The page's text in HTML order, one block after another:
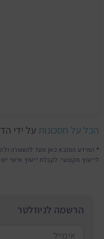
הכל על חסכונות על ידי
* המידע המובא כאן נועד להעשרה
לייעוץ מקצועי. לקבלת ייעוץ אישי
הרשמה לניוזלטר